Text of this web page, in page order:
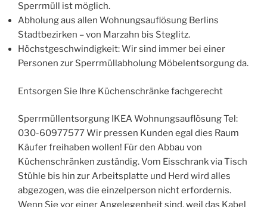
Sperrmüll ist möglich.
Abholung aus allen Wohnungsauflösung Berlins
Stadtbezirken – von Marzahn bis Steglitz.
Höchstgeschwindigkeit: Wir sind immer bei einer
Personen zur Sperrmüllabholung Möbelentsorgung da.
Entsorgen Sie Ihre Küchenschränke fachgerecht
Sperrmüllentsorgung IKEA Wohnungsauflösung Tel:
030-60977577 Wir pressen Kunden egal dies Raum
Käufer freihaben wollen! Für den Abbau von
Küchenschränken zuständig. Vom Eisschrank via Tisch
Stühle bis hin zur Arbeitsplatte und Herd wird alles
abgezogen, was die einzelperson nicht erfordernis.
Wenn Sie vor einer Angelegenheit sind, weil das Kabel